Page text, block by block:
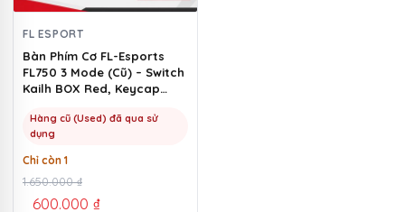
FL ESPORT
Bàn Phím Cơ FL-Esports
FL750 3 Mode (Cũ) – Switch
Kailh BOX Red, Keycap
Hàng cũ (Used) đã qua sử
dụng
Chỉ còn 1
1.650.000₫
Giá
600.000 ₫
Giá